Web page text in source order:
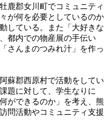
鹿郡女川町でコミュニティ
が何を必要としているのか
している。また「大好きな
都内での物産展の手伝い
さんまのつみれ汁」を作っ
蘇郡西原村で活動をしてい
題に対して、学生なりに
ができるのか」を考え、熊
問活動やコミュニティ支援